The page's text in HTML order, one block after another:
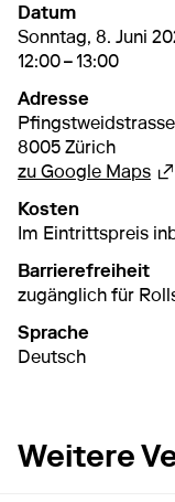
Datum
8. Juni 2025 12:00 –
Sonntag, 8. Juni
12:00 – 13:00
Adresse
8005 Zürich
zu Google Maps
Kosten
Im Eintrittspreis
Barrierefreiheit
zugänglich für
Sprache
Deutsch
Weitere